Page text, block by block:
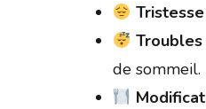
de sommeil.